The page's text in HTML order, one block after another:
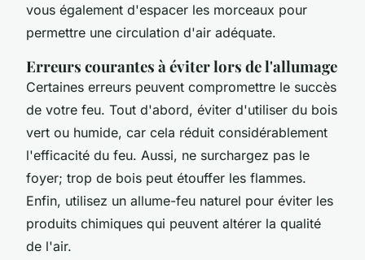
vous également d'espacer les morceaux pour
permettre une circulation d'air adéquate.
Erreurs courantes à éviter lors de l'allumage
Certaines erreurs peuvent compromettre le succès
de votre feu. Tout d'abord, éviter d'utiliser du bois
vert ou humide, car cela réduit considérablement
l'efficacité du feu. Aussi, ne surchargez pas le
foyer; trop de bois peut étouffer les flammes.
Enfin, utilisez un allume-feu naturel pour éviter les
produits chimiques qui peuvent altérer la qualité
de l'air.